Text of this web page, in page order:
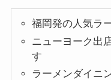
福岡発の人気ラ
ニューヨーク出
す
ラーメンダイニ